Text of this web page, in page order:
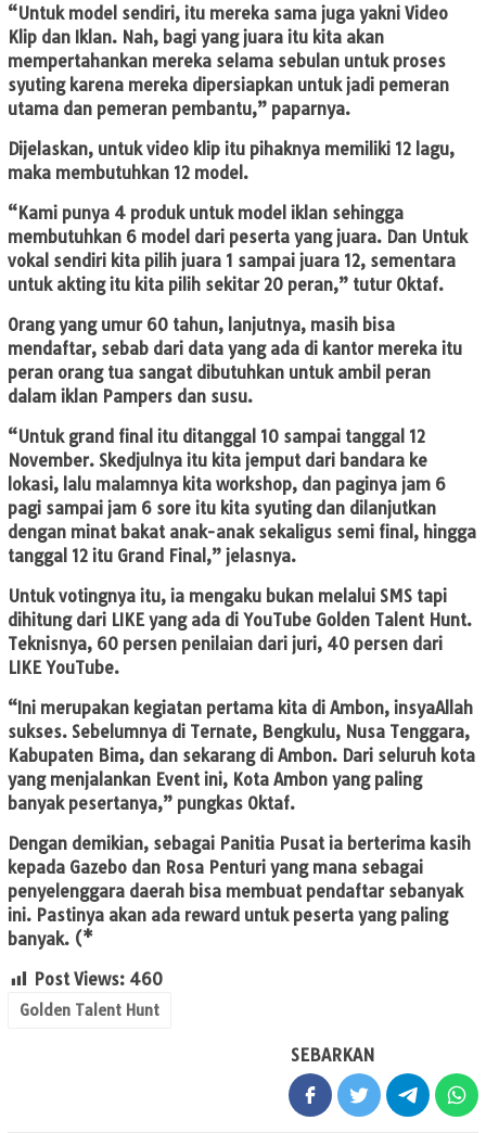
“Untuk model sendiri, itu mereka sama juga yakni Video
Klip dan Iklan. Nah, bagi yang juara itu kita akan
mempertahankan mereka selama sebulan untuk proses
syuting karena mereka dipersiapkan untuk jadi pemeran
utama dan pemeran pembantu,” paparnya.
Dijelaskan, untuk video klip itu pihaknya memiliki 12 lagu,
maka membutuhkan 12 model.
“Kami punya 4 produk untuk model iklan sehingga
membutuhkan 6 model dari peserta yang juara. Dan Untuk
vokal sendiri kita pilih juara 1 sampai juara 12, sementara
untuk akting itu kita pilih sekitar 20 peran,” tutur Oktaf.
Orang yang umur 60 tahun, lanjutnya, masih bisa
mendaftar, sebab dari data yang ada di kantor mereka itu
peran orang tua sangat dibutuhkan untuk ambil peran
dalam iklan Pampers dan susu.
“Untuk grand final itu ditanggal 10 sampai tanggal 12
November. Skedjulnya itu kita jemput dari bandara ke
lokasi, lalu malamnya kita workshop, dan paginya jam 6
pagi sampai jam 6 sore itu kita syuting dan dilanjutkan
dengan minat bakat anak-anak sekaligus semi final, hingga
tanggal 12 itu Grand Final,” jelasnya.
Untuk votingnya itu, ia mengaku bukan melalui SMS tapi
dihitung dari LIKE yang ada di YouTube Golden Talent Hunt.
Teknisnya, 60 persen penilaian dari juri, 40 persen dari
LIKE YouTube.
“Ini merupakan kegiatan pertama kita di Ambon, insyaAllah
sukses. Sebelumnya di Ternate, Bengkulu, Nusa Tenggara,
Kabupaten Bima, dan sekarang di Ambon. Dari seluruh kota
yang menjalankan Event ini, Kota Ambon yang paling
banyak pesertanya,” pungkas Oktaf.
Dengan demikian, sebagai Panitia Pusat ia berterima kasih
kepada Gazebo dan Rosa Penturi yang mana sebagai
penyelenggara daerah bisa membuat pendaftar sebanyak
ini. Pastinya akan ada reward untuk peserta yang paling
banyak. (*
Post Views: 460
Golden Talent Hunt
SEBARKAN